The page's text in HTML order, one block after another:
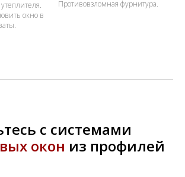
окно в
Противовзломная фурнитура.
с системами
окон из профилей